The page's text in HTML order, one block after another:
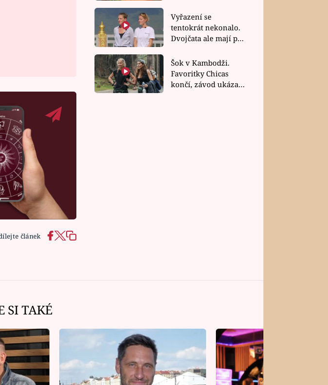
článek
rychlé recepty
Vyřazení se
tentokrát nekonalo.
Dvojčata ale mají po
závodu nůž na krku
Šok v Kambodži.
Favoritky Chicas
končí, závod ukázal
SI TAKÉ